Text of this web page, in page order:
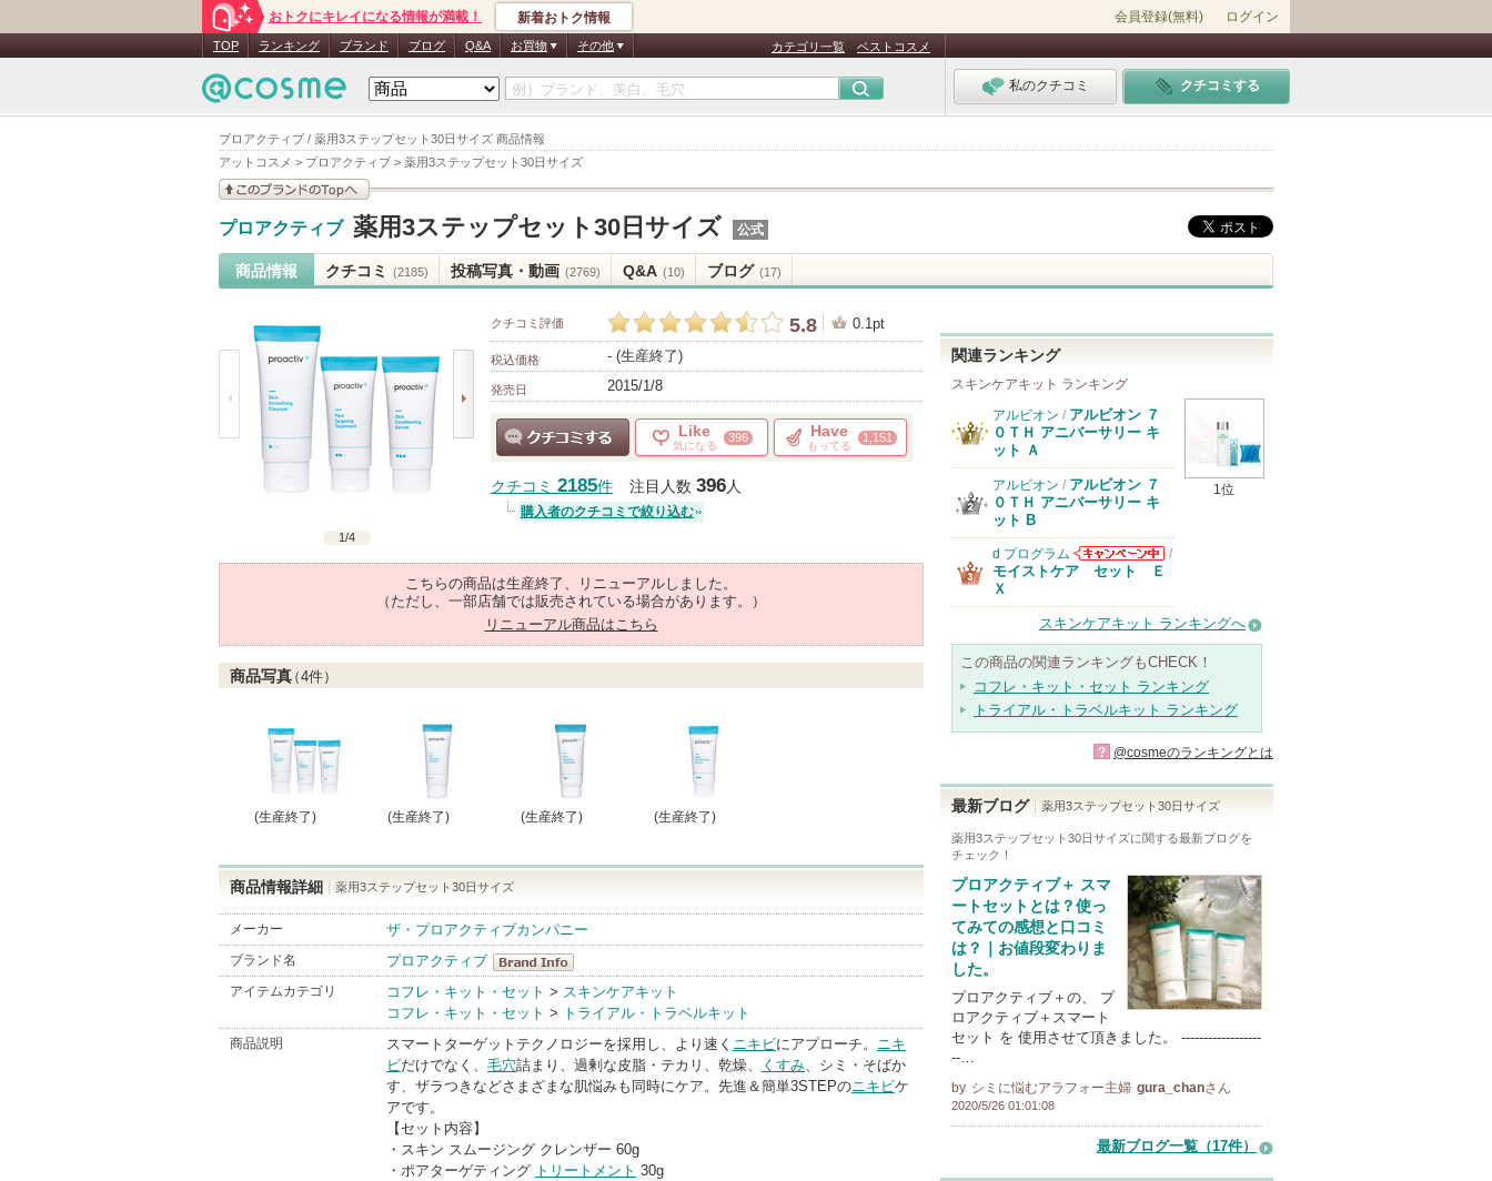
プロアクティブ / 薬用3ステップセット30日サイズ 商品情報
アットコスメ > プロアクティブ > 薬用3ステップセット30日サイズ
おトクにキレイになる情報が満載！ 新着おトク情報 会員登録(無料) ログイン
TOP ランキング ブランド ブログ Q&A お買物 その他 カテゴリ一覧 ベストコスメ
私のクチコミ クチコミする
このブランドの情報を
プロアクティブ 薬用3ステップセット30日サイズ 公式
商品情報 クチコミ (2185) 投稿写真・動画 (2769) Q&A (10) ブログ (17)
1/4
クチコミ評価 5.8 0.1pt
税込価格 - (生産終了)
発売日 2015/1/8
Like
気になる
396 Have
もってる
1,151
クチコミ 2185件 注目人数 396人
購入者のクチコミで絞り込む
こちらの商品は生産終了、リニューアルしました。
（ただし、一部店舗では販売されている場合があります。）
リニューアル商品はこちら
商品写真（4件）
(生産終了) (生産終了) (生産終了) (生産終了)
商品情報詳細 薬用3ステップセット30日サイズ
メーカー ザ・プロアクティブカンパニー
ブランド名
プロアクティブ
プロアクティ
ブ BrandInfo
アイテムカテゴリ コフレ・キット・セット > スキンケアキット
コフレ・キット・セット > トライアル・トラベルキット
商品説明 スマートターゲットテクノロジーを採用し、より速く ニキビにアプローチ。 ニキ
ビだけでなく、 毛穴詰まり、過剰な皮脂・テカリ、乾燥、 くすみ、シミ・そばか
す、ザラつきなどさまざまな肌悩みも同時にケア。先進＆簡単3STEPのニキビケ
アです。
【セット内容】
・スキン スムージング クレンザー 60g
・ポアターゲティング トリートメント 30g
関連ランキング
スキンケアキット ランキング
1位
アルビオン / アルビオン ７
０ＴＨ アニバーサリー キ
ット Ａ
アルビオン / アルビオン ７
０ＴＨ アニバーサリー キ
ット B
d プログラム
d プログラムか
/
モイストケア セット Ｅ
Ｘ
スキンケアキット ランキングへ
この商品の関連ランキングもCHECK！
コフレ・キット・セット ランキング
トライアル・トラベルキット ランキング
? @cosmeのランキングとは
最新ブログ 薬用3ステップセット30日サイズ
薬用3ステップセット30日サイズに関する最新ブログを
チェック！
プロアクティブ＋ スマ
ートセットとは？使っ
てみての感想と口コミ
は？｜お値段変わりま
した。
プロアクティブ＋の、 プ
ロアクティブ＋スマート
セット を 使用させて頂きました。 ------------------
--…
by シミに悩むアラフォー主婦 gura_chanさん
2020/5/26 01:01:08
最新ブログ一覧（17件）